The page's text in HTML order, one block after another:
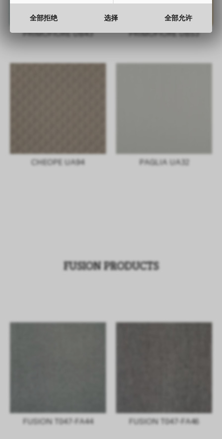
PRIMOFIORE UB43 PRIMOFIORE UB53
CHEOPE UA94 PAGLIA UA32
FUSION PRODUCTS
FUSION T047-FA44 FUSION T047-FA46
全部拒绝 选择 全部允许